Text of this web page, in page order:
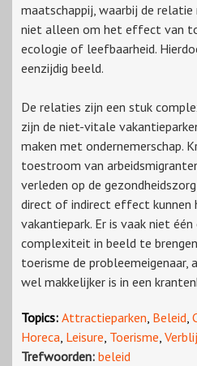
maatschappij, waarbij de
niet alleen om het effect van
ecologie of leefbaarheid.
eenzijdig beeld.
De relaties zijn een stuk
zijn de niet-vitale
maken met ondernemerschap.
toestroom van
verleden op de
direct of indirect effect kunnen
vakantiepark. Er is vaak niet
complexiteit in beeld te
toerisme de probleemeigenaar,
wel makkelijker is in een
Topics: Attractieparken, Beleid,
Horeca, Leisure, Toerisme,
Trefwoorden: beleid